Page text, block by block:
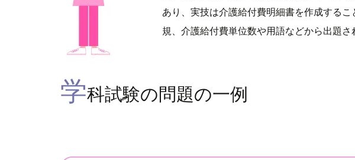
あり、実技は介護給付費明細書を作成する
規、介護給付費単位数や用語などから出題さ
学科試験の問題の一例